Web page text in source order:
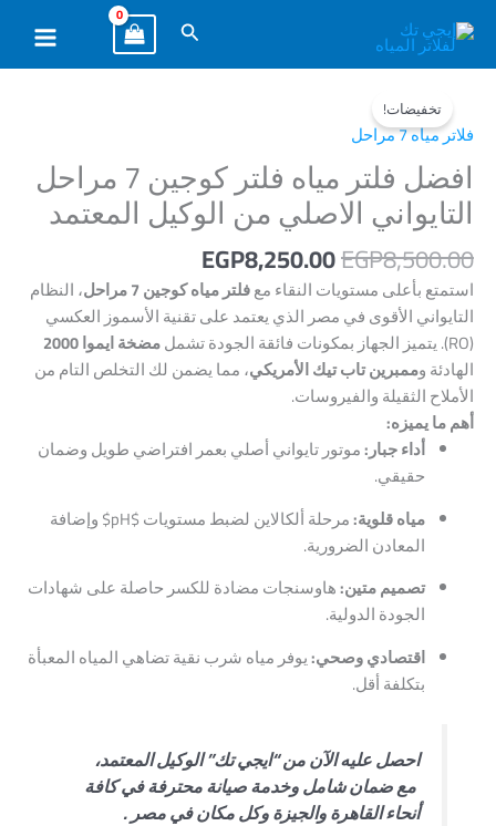
إلى
المحتوى
البحث
تخفيضات!
فلاتر مياه 7 مراحل
افضل فلتر مياه فلتر كوجين 7 مراحل
التايواني الاصلي من الوكيل المعتمد
EGP8,500.00
السعر
EGP8,500.00.
EGP8,250.00
السعر
EGP8,250.00.
استمتع بأعلى مستويات النقاء معفلتر مياه كوجين 7 مراحل
، النظام
التايواني الأقوى في مصر الذي يعتمد على تقنية الأسموز العكسي
(RO). يتميز الجهاز بمكونات فائقة الجودة تشمل
مضخة ايموا 2000
الهادئة وممبرين تاب تيك الأمريكي، مما يضمن لك التخلص التام من
الأملاح الثقيلة والفيروسات.
أهم ما يميزه:
أداء جبار:موتور تايواني أصلي بعمر افتراضي طويل وضمان
حقيقي.
مياه قلوية:مرحلة ألكالاين لضبط مستويات$pH$
وإضافة
المعادن الضرورية.
تصميم متين:هاوسنجات مضادة للكسر حاصلة على شهادات
الجودة الدولية.
اقتصادي وصحي:يوفر مياه شرب نقية تضاهي المياه المعبأة
بتكلفة أقل.
احصل عليه الآن من “ايجي تك” الوكيل المعتمد،
مع ضمان شامل وخدمة صيانة محترفة في كافة
أنحاء القاهرة والجيزة وكل مكان في مصر .
افضل
فلتر
مياه
فلتر
كوجين
مراحل
التايواني
الاصلي
من
الوكيل
المعتمد